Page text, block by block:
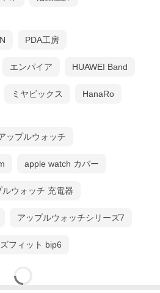
PDA工房
エンパイア HUAWEI Band
ミヤビックス HanaRo
ップルウォッチ
apple watch カバー
ルウォッチ 充電器
アップルウォッチシリーズ7
フィット bip6